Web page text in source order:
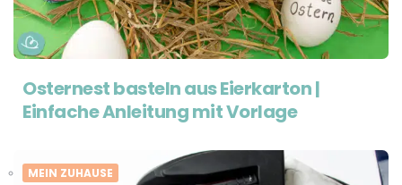
Osternest basteln aus Eierkarton |
Einfache Anleitung mit Vorlage
MEIN ZUHAUSE